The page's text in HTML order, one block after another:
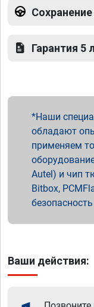
Сохранение
Гарантия 5
Наши
обладают
применяем
Autel) и чип
Bitbox,
Ваши действия: